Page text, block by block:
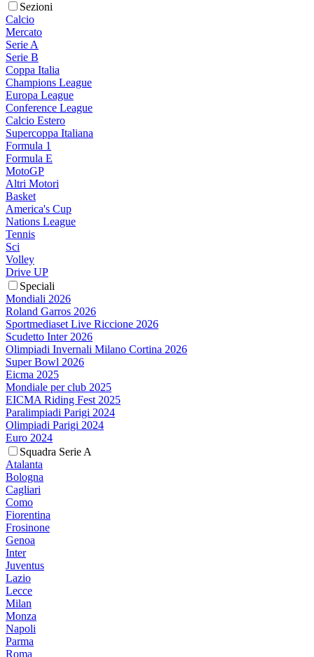
Sezioni
Calcio
Mercato
Serie A
Serie B
Coppa Italia
Champions League
Europa League
Conference League
Calcio Estero
Supercoppa Italiana
Formula 1
Formula E
MotoGP
Altri Motori
Basket
America's Cup
Nations League
Tennis
Sci
Volley
Drive UP
Speciali
Mondiali 2026
Roland Garros 2026
Sportmediaset Live Riccione 2026
Scudetto Inter 2026
Olimpiadi Invernali Milano Cortina 2026
Super Bowl 2026
Eicma 2025
Mondiale per club 2025
EICMA Riding Fest 2025
Paralimpiadi Parigi 2024
Olimpiadi Parigi 2024
Euro 2024
Squadra Serie A
Atalanta
Bologna
Cagliari
Como
Fiorentina
Frosinone
Genoa
Inter
Juventus
Lazio
Lecce
Milan
Monza
Napoli
Parma
Roma